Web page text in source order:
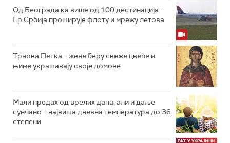
Од Београда ка више од 100 дестинација –
Ер Србија проширује флоту и мрежу летова
Трнова Петка – жене беру свеже цвеће и
њиме украшавају своје домове
Мали предах од врелих дана, али и даље
сунчано – највиша дневна температура до 36
степени